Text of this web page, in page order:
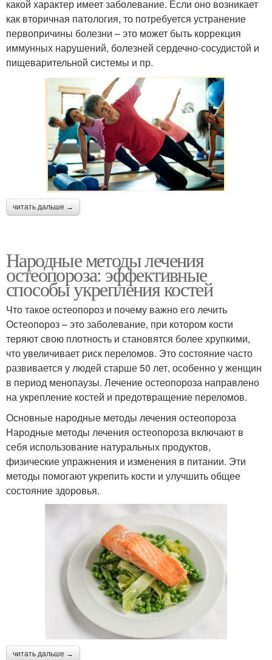
какой характер имеет заболевание. Если оно возникает
как вторичная патология, то потребуется устранение
первопричины болезни – это может быть коррекция
иммунных нарушений, болезней сердечно-сосудистой и
пищеварительной системы и пр.
читать дальше →
Народные методы лечения
остеопороза: эффективные
способы укрепления костей
Что такое остеопороз и почему важно его лечить
Остеопороз – это заболевание, при котором кости
теряют свою плотность и становятся более хрупкими,
что увеличивает риск переломов. Это состояние часто
развивается у людей старше 50 лет, особенно у женщин
в период менопаузы. Лечение остеопороза направлено
на укрепление костей и предотвращение переломов.
Основные народные методы лечения остеопороза
Народные методы лечения остеопороза включают в
себя использование натуральных продуктов,
физические упражнения и изменения в питании. Эти
методы помогают укрепить кости и улучшить общее
состояние здоровья.
читать дальше →